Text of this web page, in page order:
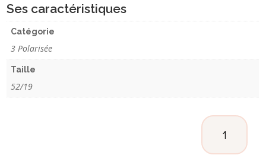
Ses caractéristiques
Catégorie
3 Polarisée
Taille
52/19
QUANTITÉ